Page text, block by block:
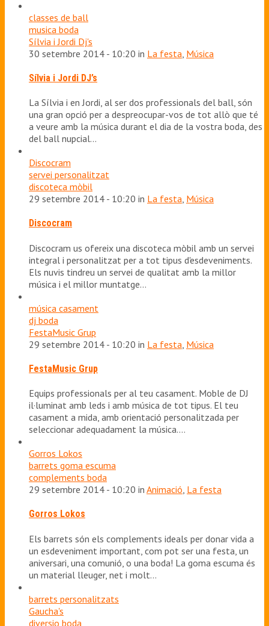
classes de ball
musica boda
Sílvia i Jordi Dj's
30 setembre 2014 - 10:20 in La festa Música
Sílvia i Jordi DJ’s
La Sílvia i en Jordi, al ser dos professionals del ball, són
una gran opció per a despreocupar-vos de tot allò que té
a veure amb la música durant el dia de la vostra boda, des
del ball nupcial…
Discocram
servei personalitzat
discoteca mòbil
29 setembre 2014 - 10:20 in La festa, Música
Discocram
Discocram us ofereix una discoteca mòbil amb un servei
integral i personalitzat per a tot tipus d'esdeveniments.
Els nuvis tindreu un servei de qualitat amb la millor
música i el millor muntatge…
música casament
dj boda
FestaMusic Grup
29 setembre 2014 - 10:20 in La festa Música
FestaMusic Grup
Equips professionals per al teu casament. Moble de DJ
il·luminat amb leds i amb música de tot tipus. El teu
casament a mida, amb orientació personalitzada per
seleccionar adequadament la música.…
Gorros Lokos
barrets goma escuma
complements boda
29 setembre 2014 - 10:20 in Animació, La festa
Gorros Lokos
Els barrets són els complements ideals per donar vida a
un esdeveniment important, com pot ser una festa, un
aniversari, una comunió, o una boda! La goma escuma és
un material lleuger, net i molt…
barrets personalitzats
Gaucha's
diversio boda